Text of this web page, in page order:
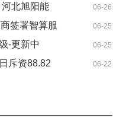
北旭阳能
元|最资讯
06-26
签署智算服
06-25
-更新中 06-25
斥资88.82
06-22